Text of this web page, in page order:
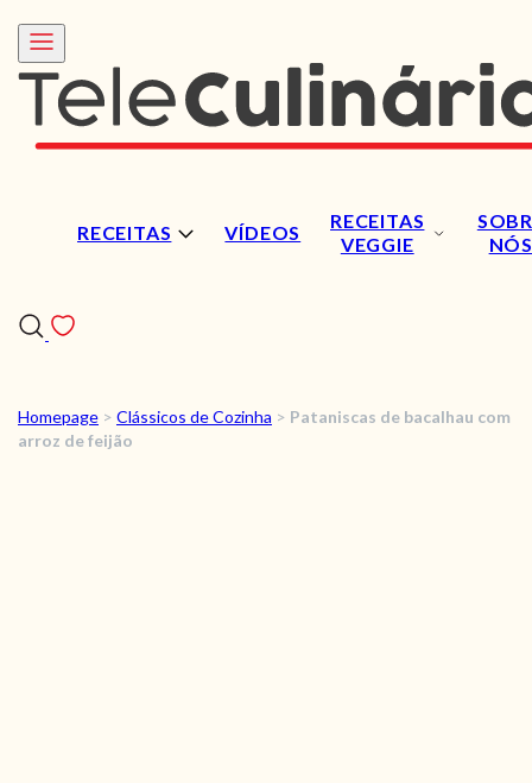
RECEITAS VÍDEOS
RECEITAS
VEGGIE
NÓS
RECEITAS
Homepage > Clássicos de Cozinha > Pataniscas de bacalhau com
arroz de feijão